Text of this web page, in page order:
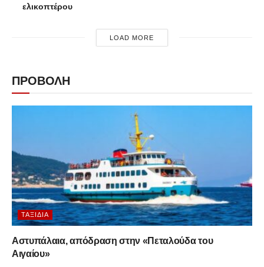
ελικοπτέρου
LOAD MORE
ΠΡΟΒΟΛΗ
ΤΑΞΊΔΙΑ
Αστυπάλαια, απόδραση στην «Πεταλούδα του
Αιγαίου»